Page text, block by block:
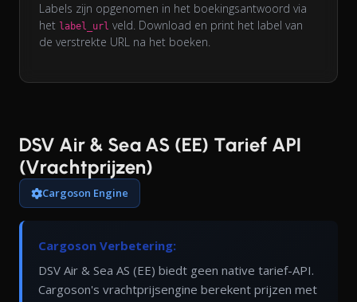
Labels zijn opgenomen in het boekingsantwoord via
het label_url veld. Download en print het label van
de verstrekte URL na het boeken.
DSV Air & Sea AS (EE) Tarief API
(Vrachtprijzen)
Cargoson Engine
Cargoson Verbetering:
DSV Air & Sea AS (EE) biedt geen native tarief-API.
Cargoson's vrachtprijsengine berekent prijzen met